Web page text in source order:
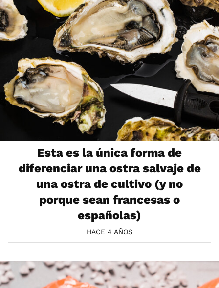
Esta es la única forma de
diferenciar una ostra salvaje de
una ostra de cultivo (y no
porque sean francesas o
españolas)
HACE 4 AÑOS